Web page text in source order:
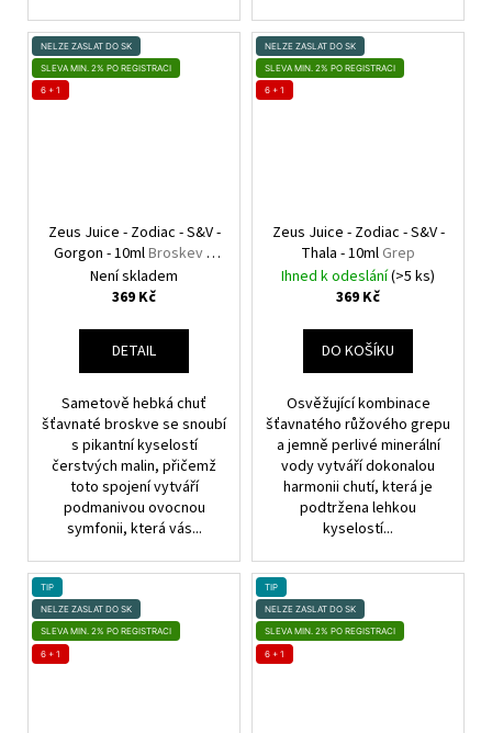
NELZE ZASLAT DO SK
SLEVA MIN. 2% PO REGISTRACI
6 + 1
Zeus Juice - Zodiac - S&V -
Gorgon - 10mlBroskev s
malinou
Není skladem
369 Kč
DETAIL
Sametově hebká chuť
šťavnaté broskve se snoubí
s pikantní kyselostí
čerstvých malin, přičemž
toto spojení vytváří
podmanivou ovocnou
symfonii, která vás...
NELZE ZASLAT DO SK
SLEVA MIN. 2% PO REGISTRACI
6 + 1
Zeus Juice - Zodiac - S&V -
Thala - 10ml Grep
Ihned k odeslání(>5 ks)
369 Kč
DO KOŠÍKU
Osvěžující kombinace
šťavnatého růžového grepu
a jemně perlivé minerální
vody vytváří dokonalou
harmonii chutí, která je
podtržena lehkou
kyselostí...
TIP
NELZE ZASLAT DO SK
SLEVA MIN. 2% PO REGISTRACI
6 + 1
TIP
NELZE ZASLAT DO SK
SLEVA MIN. 2% PO REGISTRACI
6 + 1